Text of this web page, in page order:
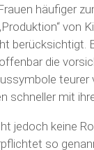
häufiger
von
berücksichtigt.
die
teurer
schneller mit
jedoch keine
so